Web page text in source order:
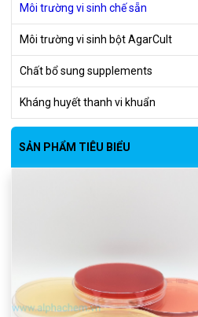
Môi trường vi sinh chế sẵn
Môi trường vi sinh bột AgarCult
Chất bổ sung supplements
Kháng huyết thanh vi khuẩn
SẢN PHẨM TIÊU BIỂU